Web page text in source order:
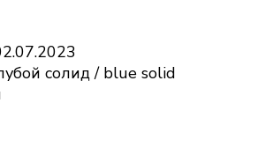
солид / blue solid